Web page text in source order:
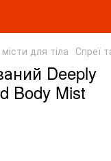
для тіла Спреї
Deeply
Body Mist